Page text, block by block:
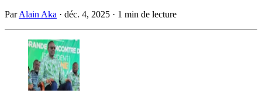
ParAlain Aka · déc. 4, 2025 · 1 min de lecture